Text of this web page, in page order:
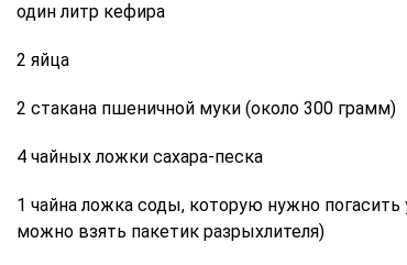
один литр кефира
2 яйца
2 стакана пшеничной муки (около 300 грамм)
4 чайных ложки сахара-песка
1 чайна ложка соды, которую нужно
можно взять пакетик разрыхлителя)